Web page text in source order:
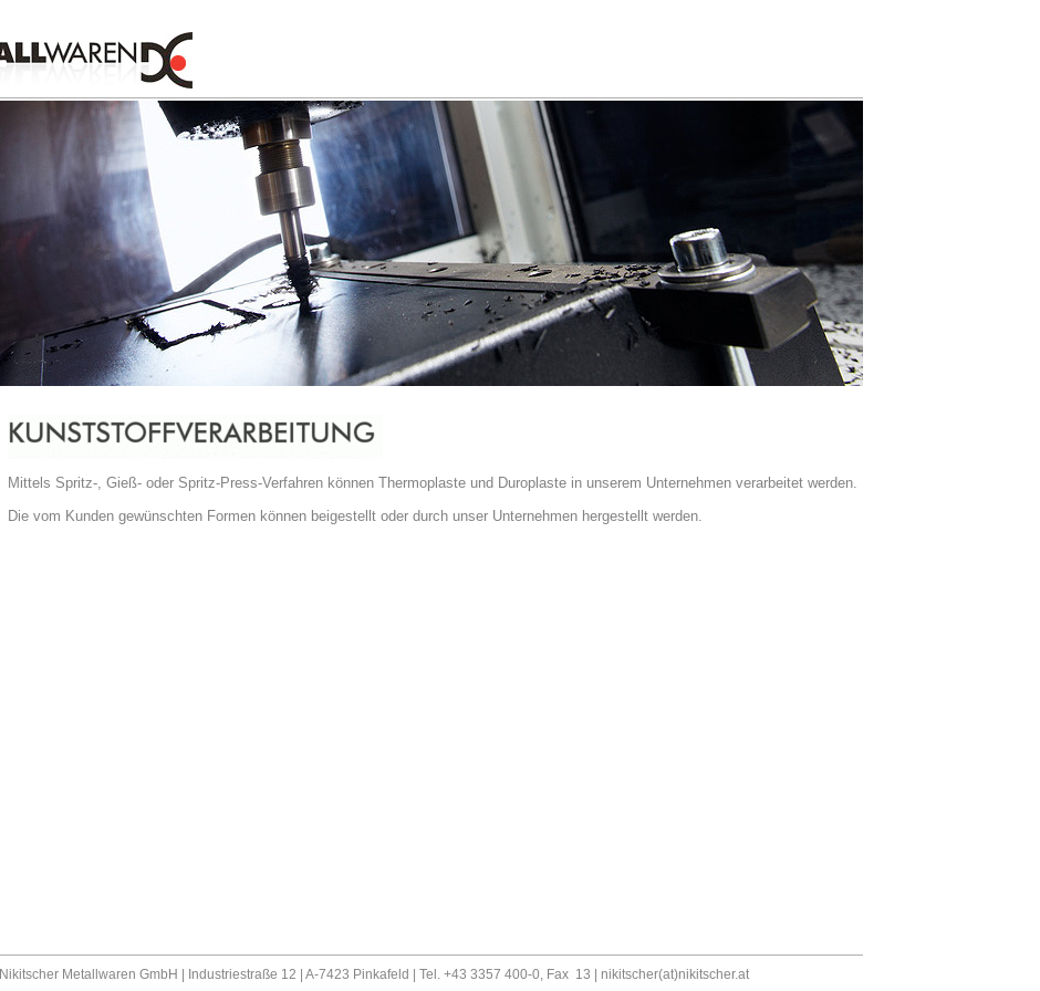
Mittels Spritz-, Gieß- oder Spritz-Press-Verfahren können Thermoplaste und Duroplaste in unserem Unternehmen verarbeitet werden.
Die vom Kunden gewünschten Formen können beigestellt oder durch unser Unternehmen hergestellt werden.
Nikitscher Metallwaren GmbH | Industriestraße 12 | A-7423 Pinkafeld | Tel. +43 3357 400-0, Fax 13 | nikitscher(at)nikitscher.at